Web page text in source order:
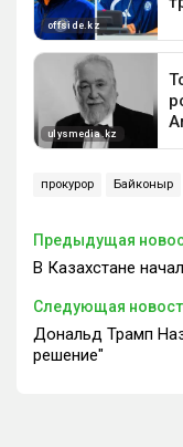
прокурор Байконыр
Предыдущая
В Казахстане
Следующая
Дональд Трамп
решение"